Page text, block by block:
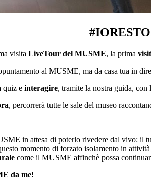
visita LiveTour del MUSME, la prima
al MUSME, ma da casa tua in
quiz e interagire, tramite la nostra guida,
, percorrerà tutte le sale del museo
in attesa di poterlo rivedere dal vivo: il
momento di forzato isolamento in
come il MUSME affinchè possa
da me!